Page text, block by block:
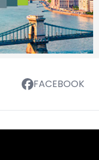
FACEBOOK